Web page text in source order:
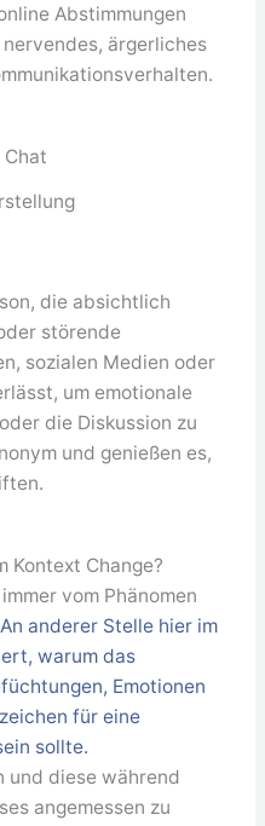
Abstimmungen
ärgerliches
die absichtlich
störende
sozialen Medien oder
um emotionale
die Diskussion zu
und genießen es,
Kontext Change?
vom Phänomen
An anderer Stelle hier im
warum das
Emotionen
für eine
sollte.
und diese während
angemessen zu